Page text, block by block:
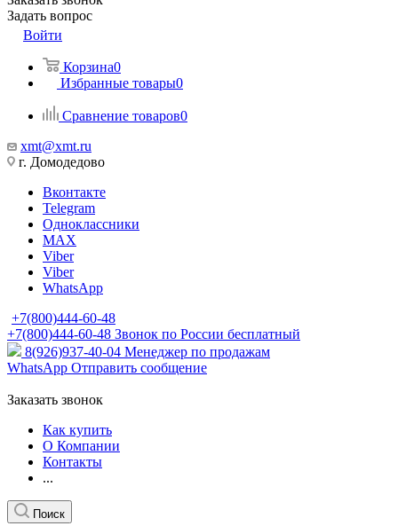
Задать вопрос
Войти
Корзина0
Избранные товары0
Сравнение товаров0
xmt@xmt.ru
г. Домодедово
Вконтакте
Telegram
Одноклассники
MAX
Viber
Viber
WhatsApp
+7(800)444-60-48
+7(800)444-60-48 Звонок по России бесплатный
8(926)937-40-04 Менеджер по продажам
WhatsApp Отправить сообщение
Заказать звонок
Как купить
О Компании
Контакты
...
Поиск